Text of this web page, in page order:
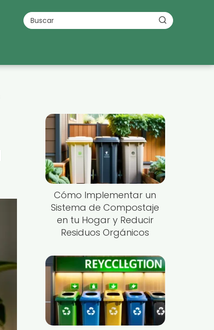
Cómo Implementar un
Sistema de Compostaje
en tu Hogar y Reducir
Residuos Orgánicos